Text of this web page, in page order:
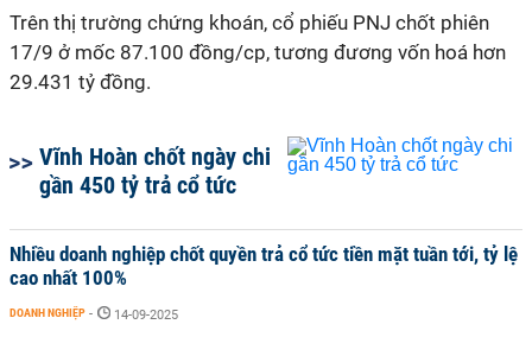
Trên thị trường chứng khoán, cổ phiếu PNJ chốt phiên
17/9 ở mốc 87.100 đồng/cp, tương đương vốn hoá hơn
29.431 tỷ đồng.
Vĩnh Hoàn chốt ngày chi
gần 450 tỷ trả cổ tức
Nhiều doanh nghiệp chốt quyền trả cổ tức tiền mặt tuần tới, tỷ lệ
cao nhất 100%
DOANH NGHIỆP - 14-09-2025